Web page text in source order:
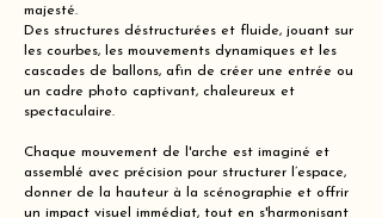
majesté.
Des structures déstructurées et fluide, jouant sur
les courbes, les mouvements dynamiques et les
cascades de ballons, afin de créer une entrée ou
un cadre photo captivant, chaleureux et
spectaculaire.
Chaque mouvement de l'arche est imaginé et
assemblé avec précision pour structurer l’espace,
donner de la hauteur à la scénographie et offrir
un impact visuel immédiat, tout en s'harmonisant